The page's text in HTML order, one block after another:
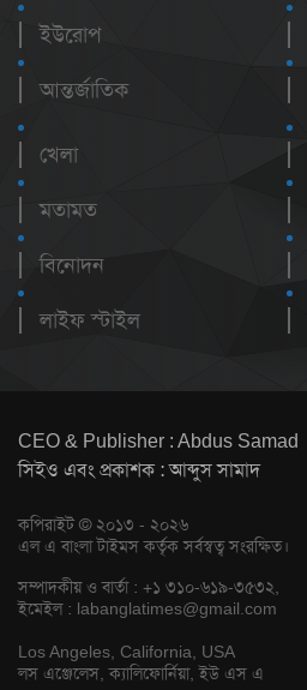
ইউরোপ
আন্তর্জাতিক
খেলা
মতামত
বিনোদন
লাইফ স্টাইল
CEO & Publisher : Abdus Samad
সিইও এবং প্রকাশক : আব্দুস সামাদ
কপিরাইট © ২০১৩ - ২০২৬
এল এ বাংলা টাইমস কর্তৃক সর্বস্বত্ব সংরক্ষিত।
সম্পাদকীয় ও বার্তা : +১ ৩১০-৬১৯-৩৫৩২,
ইমেইল : labanglatimes@gmail.com
Los Angeles, California, USA
লস এঞ্জেলেস, ক্যালিফোর্নিয়া, ইউ এস এ